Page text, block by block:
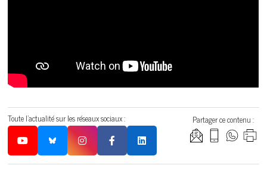
Partager ce contenu :
Toute l'actualité sur les réseaux sociaux :